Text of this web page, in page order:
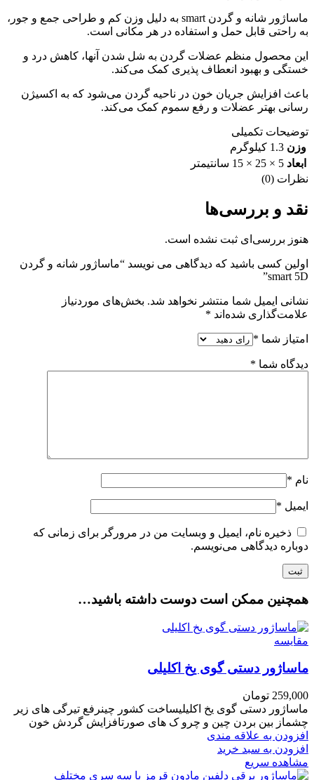
ماساژور شانه و گردن smart به دلیل وزن کم و طراحی جمع و جور،
به راحتی قابل حمل و استفاده در هر مکانی است.
این محصول منظم عضلات گردن به شل شدن آنها، کاهش درد و
خستگی و بهبود انعطاف پذیری کمک می‌کند.
باعث افزایش جریان خون در ناحیه گردن می‌شود که به اکسیژن
رسانی بهتر عضلات و رفع سموم کمک می‌کند.
توضیحات تکمیلی
وزن 1.3 کیلوگرم
ابعاد 5 × 25 × 15 سانتیمتر
نظرات (0)
نقد و بررسی‌ها
هنوز بررسی‌ای ثبت نشده است.
اولین کسی باشید که دیدگاهی می نویسد “ماساژور شانه و گردن
smart 5D”
نشانی ایمیل شما منتشر نخواهد شد. بخش‌های موردنیاز
علامت‌گذاری شده‌اند *
امتیاز شما *
دیدگاه شما *
نام *
ایمیل *
ذخیره نام، ایمیل و وبسایت من در مرورگر برای زمانی که
دوباره دیدگاهی می‌نویسم.
همچنین ممکن است دوست داشته باشید…
مقایسه
ماساژور دستی گوی یخ اکلیلی
259,000 تومان
ماساژور دستی گوی یخ اکلیلیساخت کشور چینرفع تیرگی های زیر
چشماز بین بردن چین و چرو ک های صورتافزایش گردش خون
افزودن به علاقه مندی
افزودن به سبد خرید
مشاهده سریع